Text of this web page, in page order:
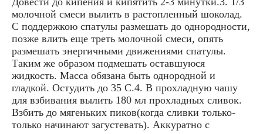
молочной смеси вылить в растопленный шоколад.
С поддержкою спатулы размешать до однородности,
позже влить еще треть молочной смеси, опять
размешать энергичными движениями спатулы.
Таким же образом подмешать оставшуюся
жидкость. Масса обязана быть однородной и
гладкой. Остудить до 35 С.4. В прохладную чашу
для взбивания вылить 180 мл прохладных сливок.
Взбить до мягеньких пиков(когда сливки только-
только начинают загустевать). Аккуратно с